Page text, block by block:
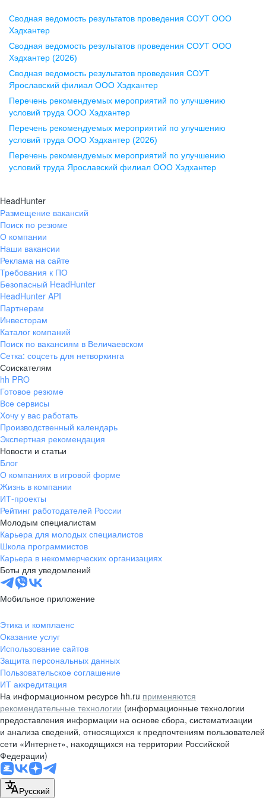
Воронеж
ул. Комиссаржевской, д. 10,
офис 1212
+7 473 280-05-05
pr@vrn.hh.ru
ул. Спартаковская, д. 2А, этаж 3,
помещение 15
+7 843 212-12-50
Екатеринбург
ул. Боевых Дружин, стр. 20,
+7 343 226-79-99
pr@ural.hh.ru
ул. Янковского, д. 169, 7 этаж,
706 каб.
+7 861 205-55-57
pr@krd.hh.ru
Владивосток
пер. Ланинский д. 4, офис 3.4
+7 423 202-33-28
pr@dv.hh.ru
Новосибирск
ул. Большевистская, д. 35,
помещение 21
+7 383 207-94-64
pr@nsk.hh.ru
Минск
пр-т Дзержинского, д. 57,
10 этаж, помещение 45-1
pr@rabota.by
Алматы
пр. Абая, д. 151, БЦ Алатау,
12 этаж, офис 1209
+7 727 232-13-13
pr@headhunter.com.kz
Сводная ведомость результатов проведения СОУТ ООО
Хэдхантер
Сводная ведомость результатов проведения СОУТ ООО
Хэдхантер (2026)
Сводная ведомость результатов проведения СОУТ
Ярославский филиал ООО Хэдхантер
Перечень рекомендуемых мероприятий по улучшению
условий труда ООО Хэдхантер
Перечень рекомендуемых мероприятий по улучшению
условий труда ООО Хэдхантер (2026)
Перечень рекомендуемых мероприятий по улучшению
условий труда Ярославский филиал ООО Хэдхантер
HeadHunter
Размещение вакансий
Поиск по резюме
О компании
Наши вакансии
Реклама на сайте
Требования к ПО
Безопасный HeadHunter
HeadHunter API
Партнерам
Инвесторам
Каталог компаний
Поиск по вакансиям в Величаевском
Сетка: соцсеть для нетворкинга
Соискателям
hh PRO
Готовое резюме
Все сервисы
Хочу у вас работать
Производственный календарь
Экспертная рекомендация
Новости и статьи
Блог
О компаниях в игровой форме
Жизнь в компании
ИТ-проекты
Рейтинг работодателей России
Молодым специалистам
Карьера для молодых специалистов
Школа программистов
Карьера в некоммерческих организациях
Боты для уведомлений
Мобильное приложение
Этика и комплаенс
Оказание услуг
Использование сайтов
Защита персональных данных
Пользовательское соглашение
ИТ аккредитация
На информационном ресурсе hh.ru применяются
рекомендательные технологии (информационные технологии
предоставления информации на основе сбора, систематизации
и анализа сведений, относящихся к предпочтениям пользователей
сети «Интернет», находящихся на территории Российской
Федерации)
Русский